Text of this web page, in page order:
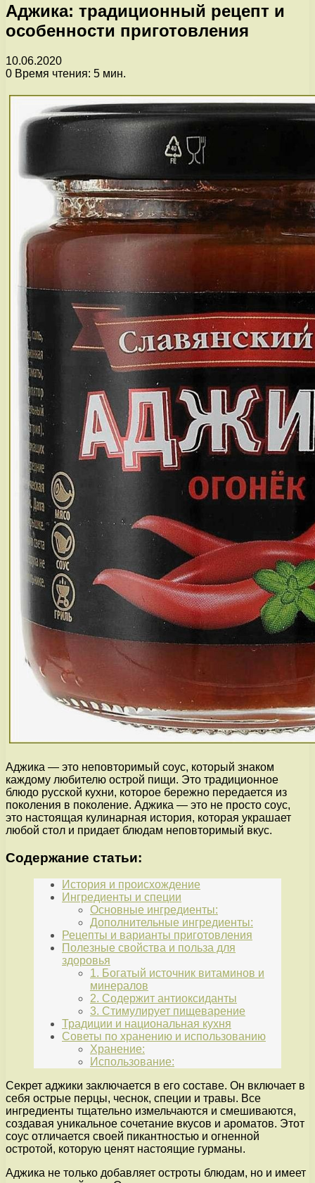
Аджика: традиционный рецепт и
особенности приготовления
10.06.2020
0 Время чтения: 5 мин.
Аджика — это неповторимый соус, который знаком
каждому любителю острой пищи. Это традиционное
блюдо русской кухни, которое бережно передается из
поколения в поколение. Аджика — это не просто соус,
это настоящая кулинарная история, которая украшает
любой стол и придает блюдам неповторимый вкус.
Содержание статьи:
История и происхождение
Ингредиенты и специи
Основные ингредиенты:
Дополнительные ингредиенты:
Рецепты и варианты приготовления
Полезные свойства и польза для
здоровья
1. Богатый источник витаминов и
минералов
2. Содержит антиоксиданты
3. Стимулирует пищеварение
Традиции и национальная кухня
Советы по хранению и использованию
Хранение:
Использование:
Секрет аджики заключается в его составе. Он включает в
себя острые перцы, чеснок, специи и травы. Все
ингредиенты тщательно измельчаются и смешиваются,
создавая уникальное сочетание вкусов и ароматов. Этот
соус отличается своей пикантностью и огненной
остротой, которую ценят настоящие гурманы.
Аджика не только добавляет остроты блюдам, но и имеет